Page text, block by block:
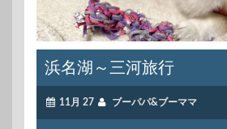
浜名湖～三河旅行
11月 27 ブーパパ&ブーママ